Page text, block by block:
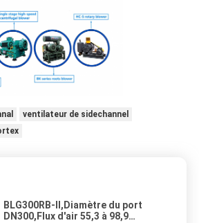
ventilateur de sidechannel
BLG300RB-II,Diamètre du port
DN300,Flux d'air 55,3 à 98,9